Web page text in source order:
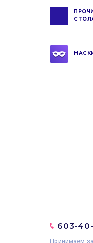
МАСКИ
603-
Принимаем